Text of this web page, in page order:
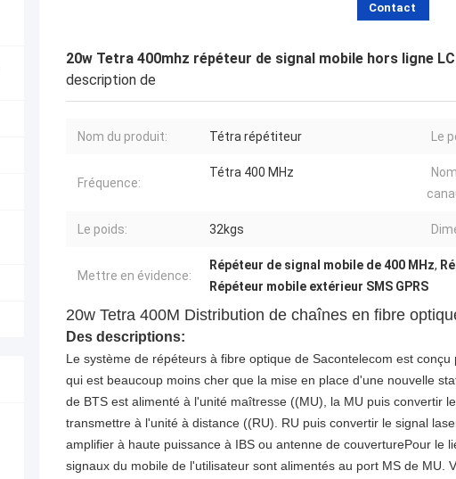
Contact
20w Tetra 400mhz répéteur de signal mobile hors ligne LC
description de
Nom du produit: Tétra répétiteur Le
Fréquence:
Tétra 400 MHz
Le poids: 32kgs
Mettre en évidence:
Répéteur de signal mobile de 400 MHz,
Répéteur mobile extérieur SMS GPRS
20w Tetra 400M Distribution de chaînes en fibre
Des descriptions:
Le système de répéteurs à fibre optique de Sacontelecom est
qui est beaucoup moins cher que la mise en place d'une nouvelle
de BTS est alimenté à l'unité maîtresse ((MU), la MU puis convertir
transmettre à l'unité à distance ((RU). RU puis convertir le signal
amplifier à haute puissance à IBS ou antenne de couverturePour le
signaux du mobile de l'utilisateur sont alimentés au port MS de MU.